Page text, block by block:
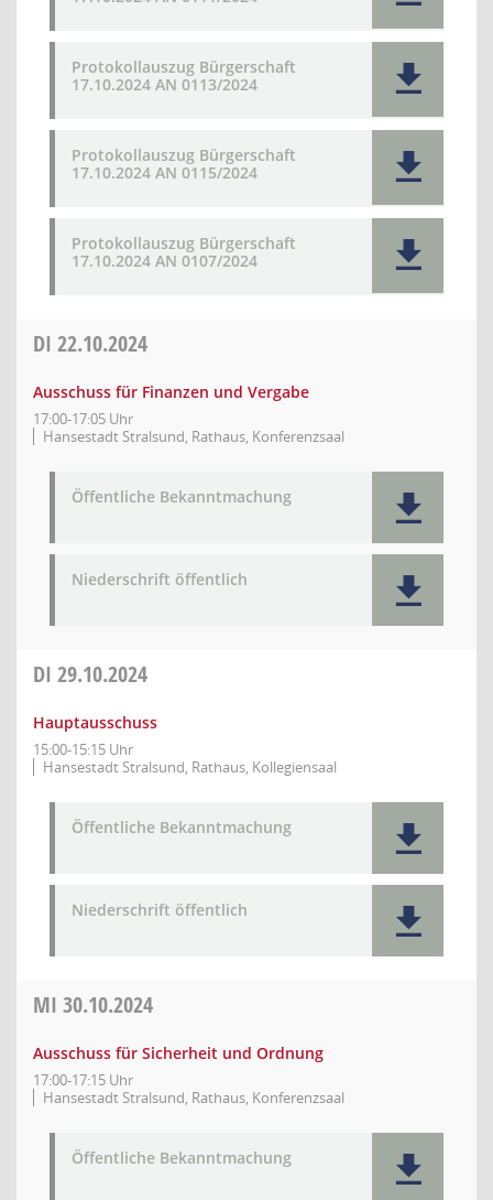
Protokollauszug Bürgerschaft
17.10.2024 AN 0113/2024
Protokollauszug Bürgerschaft
17.10.2024 AN 0115/2024
Protokollauszug Bürgerschaft
17.10.2024 AN 0107/2024
DI 22.10.2024
Ausschuss für Finanzen und Vergabe
17:00-17:05 Uhr
Hansestadt Stralsund, Rathaus, Konferenzsaal
Öffentliche Bekanntmachung
Niederschrift öffentlich
DI 29.10.2024
Hauptausschuss
15:00-15:15 Uhr
Hansestadt Stralsund, Rathaus, Kollegiensaal
Öffentliche Bekanntmachung
Niederschrift öffentlich
MI 30.10.2024
Ausschuss für Sicherheit und Ordnung
17:00-17:15 Uhr
Hansestadt Stralsund, Rathaus, Konferenzsaal
Öffentliche Bekanntmachung